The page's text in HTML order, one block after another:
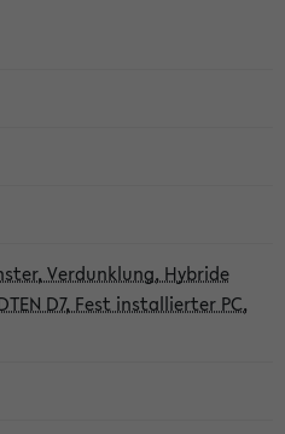
Verdunklung, Hybride
D7, Fest installierter PC,